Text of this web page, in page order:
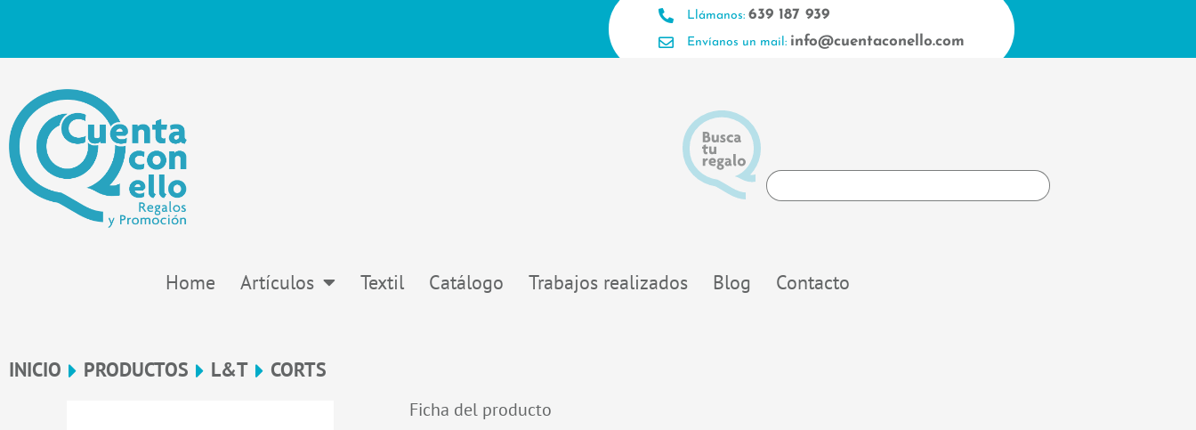
Llámanos: 639 187 939
Envíanos un mail: info@cuentaconello.com
Search
...
Home Artículos Textil Catálogo Trabajos realizados Blog Contacto
INICIO PRODUCTOS L&T CORTS
Ficha del producto